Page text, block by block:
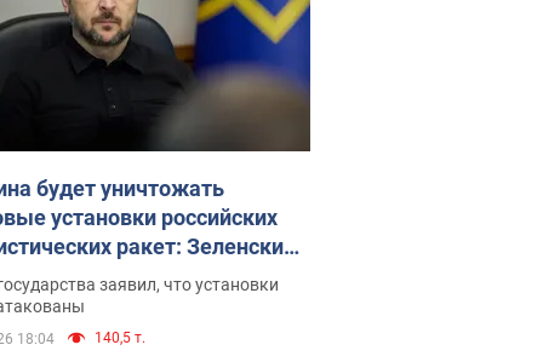
будет уничтожать
установки российских
ракет: Зеленский
заседание СНБО
заявил, что установки
18:04 140,5 т.